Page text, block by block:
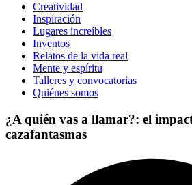
Creatividad
Inspiración
Lugares increíbles
Inventos
Relatos de la vida real
Mente y espíritu
Talleres y convocatorias
Quiénes somos
¿A quién vas a llamar?: el
cazafantasmas